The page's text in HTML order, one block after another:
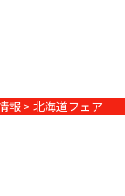
報 > 北海道フェア